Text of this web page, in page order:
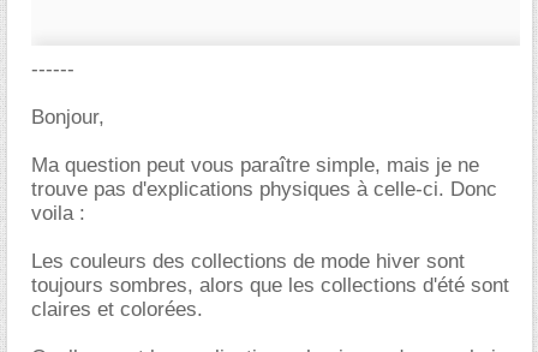
------
Bonjour,
Ma question peut vous paraître simple, mais je ne
trouve pas d'explications physiques à celle-ci. Donc
voila :
Les couleurs des collections de mode hiver sont
toujours sombres, alors que les collections d'été sont
claires et colorées.